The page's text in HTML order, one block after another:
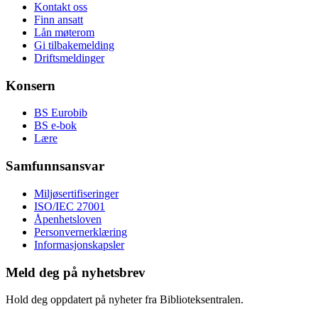
Kontakt oss
Finn ansatt
Lån møterom
Gi tilbakemelding
Driftsmeldinger
Konsern
BS Eurobib
BS e-bok
Lære
Samfunnsansvar
Miljøsertifiseringer
ISO/IEC 27001
Åpenhetsloven
Personvernerklæring
Informasjonskapsler
Meld deg på nyhetsbrev
Hold deg oppdatert på nyheter fra Biblioteksentralen.